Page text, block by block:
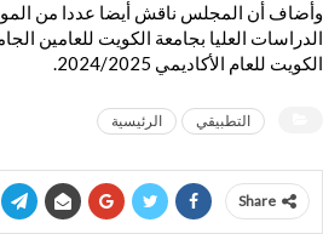
وأضاف أن المجلس ناقش أيضا عددا من
الكويت للعام الأكاديمي 2024/2025.
التطبيقي الرئيسية
Share